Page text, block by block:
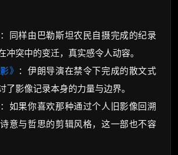
：同样由巴勒斯坦农民自摄完成的纪录
冲突中的变迁，真实感令人动容。
》 ：伊朗导演在禁令下完成的散文式
了影像记录本身的力量与边界。
：如果你喜欢那种通过个人旧影像回溯
意与哲思的剪辑风格，这一部也不容